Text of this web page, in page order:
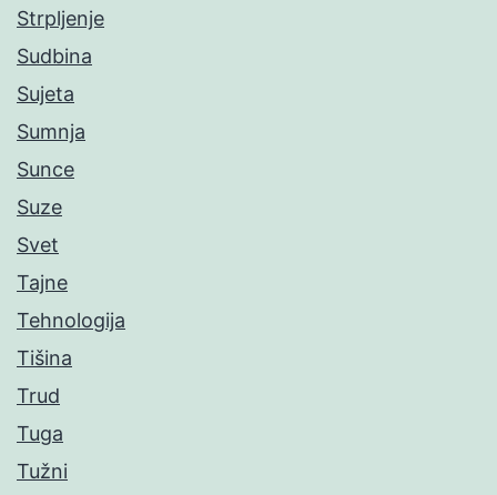
Strpljenje
Sudbina
Sujeta
Sumnja
Sunce
Suze
Svet
Tajne
Tehnologija
Tišina
Trud
Tuga
Tužni